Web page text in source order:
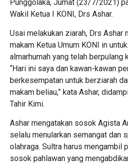
Punggolaka, Jumat (23/7/2021)
Wakil Ketua I KONI, Drs Ashar.
Usai melakukan ziarah, Drs Ashar
makam Ketua Umum KONI in
almarhumah yang telah berpulang
“Hari ini saya dan kawan-kawan
berkesempatan untuk berziarah
makam beliau,” kata Ashar,
Tahir Kimi.
Ashar mengatakan sosok Agista
selalu menularkan semangat dan
olahraga. Sultra harus mengambil
sosok pahlawan yang